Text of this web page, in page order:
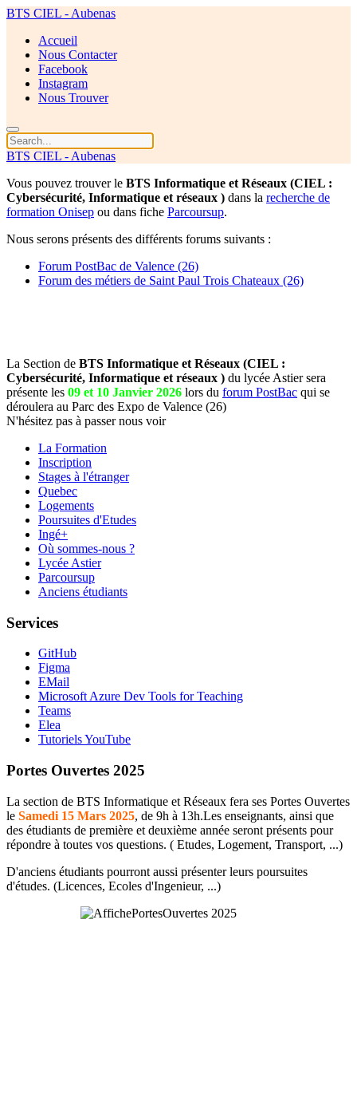
BTS CIEL - Aubenas
Accueil
Nous Contacter
Facebook
Instagram
Nous Trouver
BTS CIEL - Aubenas
Vous pouvez trouver le BTS Informatique et Réseaux (CIEL :
Cybersécurité, Informatique et réseaux ) dans la recherche de
formation Onisep ou dans fiche Parcoursup.
Nous serons présents des différents forums suivants :
Forum PostBac de Valence (26)
Forum des métiers de Saint Paul Trois Chateaux (26)
La Section de BTS Informatique et Réseaux (CIEL :
Cybersécurité, Informatique et réseaux ) du lycée Astier sera
présente les 09 et 10 Janvier 2026 lors du forum PostBac qui se
déroulera au Parc des Expo de Valence (26)
N'hésitez pas à passer nous voir
La Formation
Inscription
Stages à l'étranger
Quebec
Logements
Poursuites d'Etudes
Ingé+
Où sommes-nous ?
Lycée Astier
Parcoursup
Anciens étudiants
Services
GitHub
Figma
EMail
Microsoft Azure Dev Tools for Teaching
Teams
Elea
Tutoriels YouTube
Portes Ouvertes 2025
La section de BTS Informatique et Réseaux fera ses Portes Ouvertes
le Samedi 15 Mars 2025, de 9h à 13h.Les enseignants, ainsi que
des étudiants de première et deuxième année seront présents pour
répondre à toutes vos questions. ( Etudes, Logement, Transport, ...)
D'anciens étudiants pourront aussi présenter leurs poursuites
d'études. (Licences, Ecoles d'Ingenieur, ...)